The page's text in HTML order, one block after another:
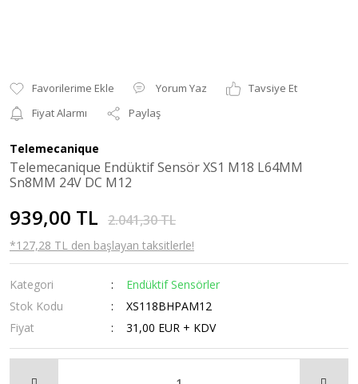
Yorum Yaz
Tavsiye Et
Fiyat Alarmı
Paylaş
Telemecanique
Telemecanique Endüktif Sensör XS1 M18 L64MM
Sn8MM 24V DC M12
939,00 TL 2.041,30 TL
*127,28 TL den başlayan taksitlerle!
Kategori
Endüktif Sensörler
Stok Kodu
XS118BHPAM12
Fiyat
31,00 EUR + KDV